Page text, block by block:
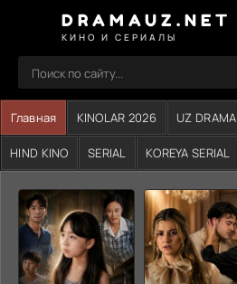
DRAMAUZ.NET
КИНО И СЕРИАЛЫ
Главная KINOLAR 2026 UZ DRAMA
HIND KINO SERIAL KOREYA SERIAL